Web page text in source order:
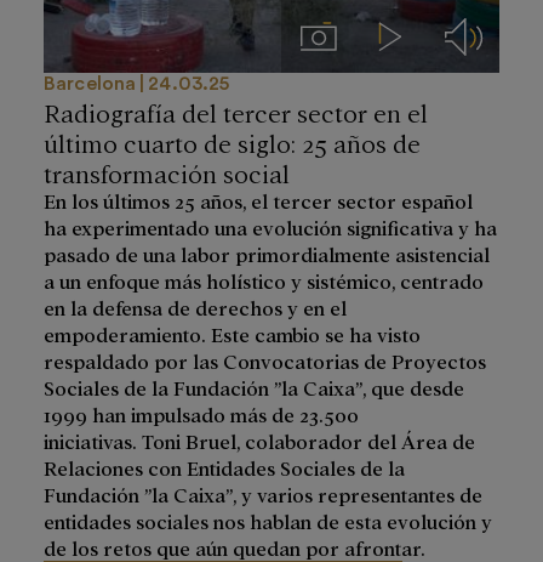
ImágenesVideos Audios
Barcelona 24.03.25
Radiografía del tercer sector en el
último cuarto de siglo: 25 años de
transformación social
En los últimos 25 años, el tercer sector español
ha experimentado una evolución significativa y ha
pasado de una labor primordialmente asistencial
a un enfoque más holístico y sistémico, centrado
en la defensa de derechos y en el
empoderamiento. Este cambio se ha visto
respaldado por las Convocatorias de Proyectos
Sociales de la Fundación ”la Caixa”, que desde
1999 han impulsado más de 23.500
iniciativas. Toni Bruel, colaborador del Área de
Relaciones con Entidades Sociales de la
Fundación ”la Caixa”, y varios representantes de
entidades sociales nos hablan de esta evolución y
de los retos que aún quedan por afrontar.